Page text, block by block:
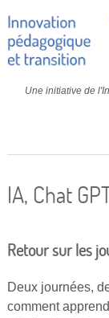
Une initiative de
IA, Chat
Retour sur les
Deux journées,
comment